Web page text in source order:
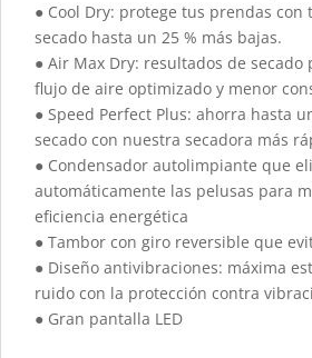
● Cool Dry: protege tus prendas con
secado hasta un 25 % más bajas.
● Air Max Dry: resultados de secado
flujo de aire optimizado y menor
● Speed Perfect Plus: ahorra hasta
secado con nuestra secadora más
● Condensador autolimpiante que
automáticamente las pelusas para
eficiencia energética
● Tambor con giro reversible que
● Diseño antivibraciones: máxima
ruido con la protección contra
● Gran pantalla LED